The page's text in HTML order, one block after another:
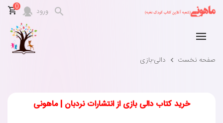
ورود 0
صفحه نخست دالی-بازی
خرید کتاب دالی بازی از انتشارات نردبان | ماهونی